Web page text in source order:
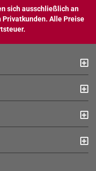
sich ausschließlich an
Privatkunden. Alle Preise